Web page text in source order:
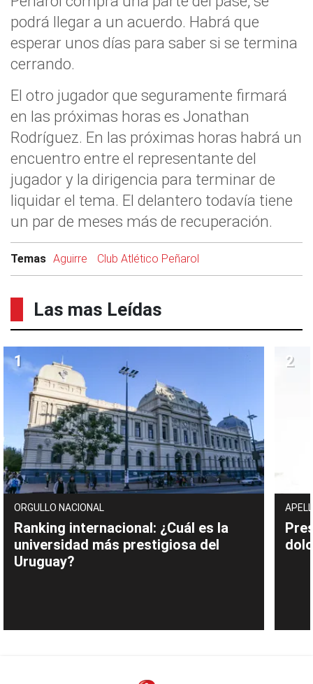
podrá llegar a un acuerdo. Habrá que
esperar unos días para saber si se termina
cerrando.
El otro jugador que seguramente firmará
en las próximas horas es Jonathan
Rodríguez. En las próximas horas habrá un
encuentro entre el representante del
jugador y la dirigencia para terminar de
liquidar el tema. El delantero todavía tiene
un par de meses más de recuperación.
Temas Aguirre Club Atlético Peñarol
Las mas Leídas
ORGULLO NACIONAL
Ranking internacional: ¿Cuál es la
universidad más prestigiosa del
Uruguay?